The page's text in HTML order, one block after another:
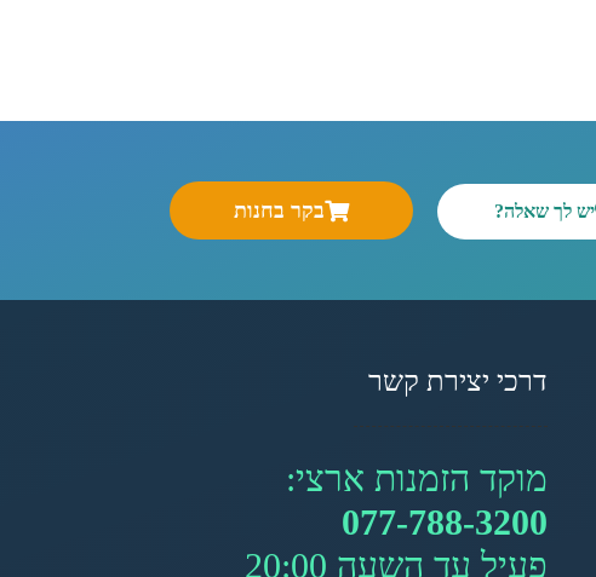
יש לך שאלה? בקר בחנות
דרכי יצירת קשר
מוקד הזמנות ארצי:
077-788-3200
פעיל עד השעה 20:00